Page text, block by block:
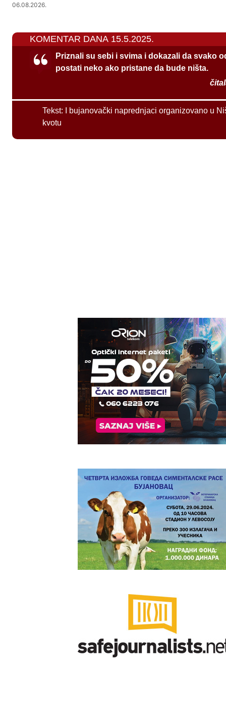
06.08.2026.
KOMENTAR DANA 15.5.2025.
Priznali su sebi i svima i dokazali da svako
postati neko ako pristane da bude ništa.
Tekst:
I bujanovački naprednjaci organizovano u
kvotu